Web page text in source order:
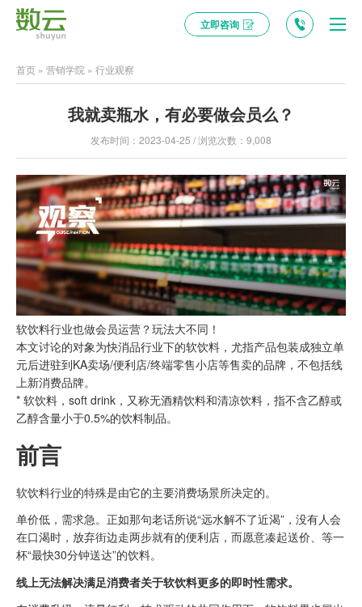
立即咨询
首页 » 营销学院 » 行业观察
我就卖瓶水，有必要做会员么？
发布时间：2023-04-25 / 浏览次数：9,008
软饮料行业也做会员运营？玩法大不同！
本文讨论的对象为快消品行业下的软饮料，尤指产品包装成独立单
元后进驻到KA卖场/便利店/终端零售小店等售卖的品牌，不包括线
上新消费品牌。
* 软饮料，soft drink，又称无酒精饮料和清凉饮料，指不含乙醇或
乙醇含量小于0.5%的饮料制品。
前言
软饮料行业的特殊是由它的主要消费场景所决定的。
单价低，需求急。正如那句老话所说“远水解不了近渴”，没有人会
在口渴时，放弃街边走两步就有的便利店，而愿意凑起送价、等一
杯“最快30分钟送达”的饮料。
线上无法解决满足消费者关于软饮料更多的即时性需求。